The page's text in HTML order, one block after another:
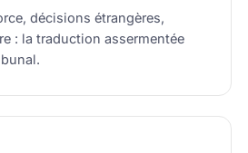
décisions étrangères,
: la traduction assermentée